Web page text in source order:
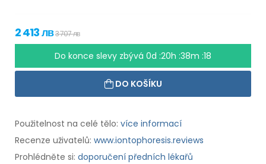
2 413 лв3 707 лв
Do konce slevy zbývá 0d :20h :38m :17
DO KOŠÍKU
Použitelnost na celé tělo: více informací
Recenze uživatelů: www.iontophoresis.reviews
Prohlédněte si: doporučení předních lékařů